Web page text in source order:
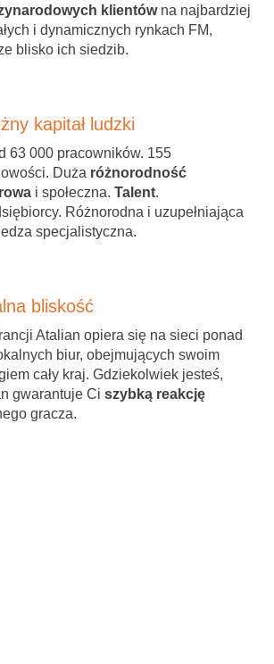
klientówna najbardziej
i dynamicznych rynkach FM,
blisko ich siedzib.
kapitał ludzki
63 000 pracowników. 155
Duża różnorodność
i społeczna.Talent.
Różnorodna i uzupełniająca
specjalistyczna.
bliskość
Atalian opiera się na sieci ponad
biur, obejmujących swoim
cały kraj. Gdziekolwiek jesteś,
gwarantuje Ciszybką reakcję
gracza.